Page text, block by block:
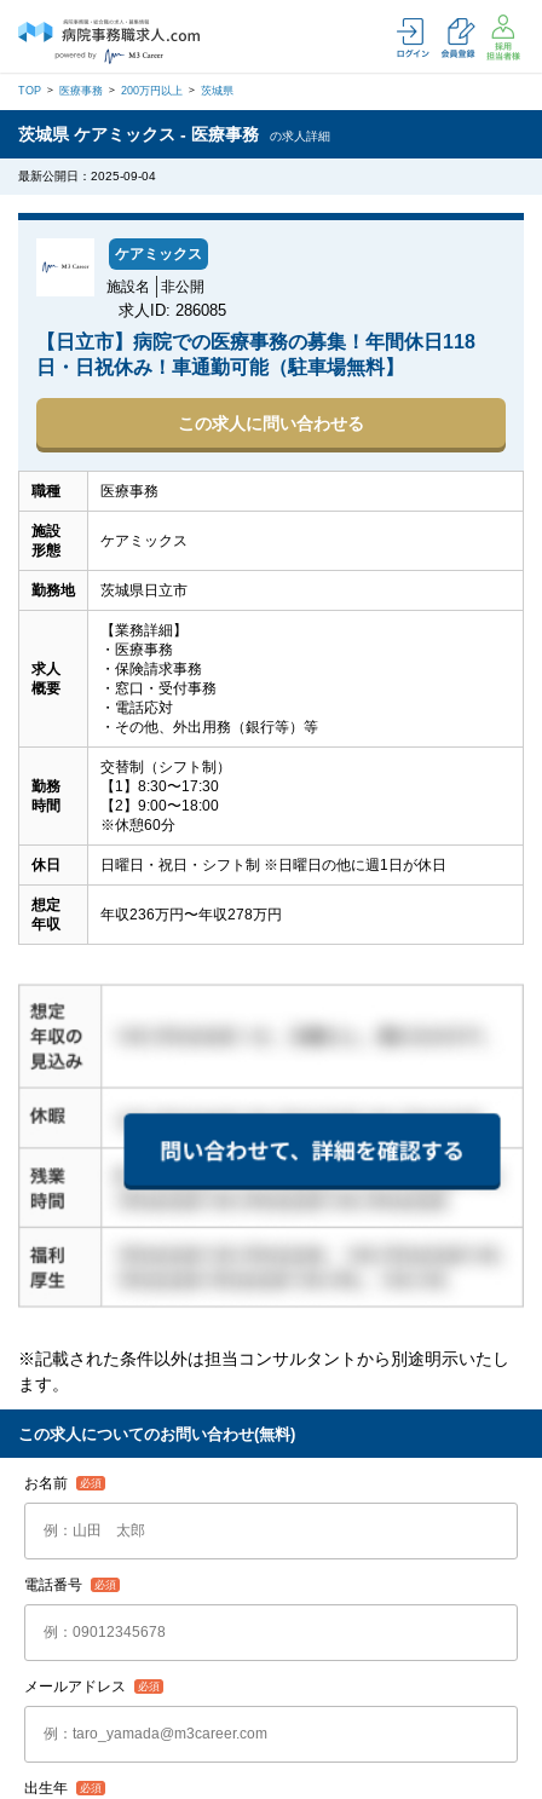
TOP 医療事務 200万円以上 茨城県
茨城県 ケアミックス - 医療事務 の求人詳細
最新公開日：2025-09-04
ケアミックス
施設名
非公開
求人ID: 286085
【日立市】病院での医療事務の募集！年間休日118
日・日祝休み！車通勤可能（駐車場無料】
この求人に問い合わせる
職種 医療事務
施設
形態
ケアミックス
勤務地 茨城県日立市
求人
概要
【業務詳細】
・医療事務
・保険請求事務
・窓口・受付事務
・電話応対
・その他、外出用務（銀行等）等
勤務
時間
交替制（シフト制）
【1】8:30〜17:30
【2】9:00〜18:00
※休憩60分
休日 日曜日・祝日・シフト制 ※日曜日の他に週1日が休日
想定
年収
年収236万円〜年収278万円
※記載された条件以外は担当コンサルタントから別途明示いたし
ます。
この求人についてのお問い合わせ(無料)
お名前
電話番号
メールアドレス
出生年